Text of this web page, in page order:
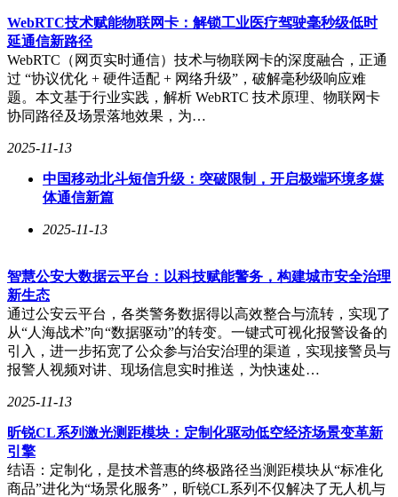
WebRTC技术赋能物联网卡：解锁工业医疗驾驶毫秒级低时
延通信新路径
WebRTC（网页实时通信）技术与物联网卡的深度融合，正通
过 “协议优化 + 硬件适配 + 网络升级”，破解毫秒级响应难
题。本文基于行业实践，解析 WebRTC 技术原理、物联网卡
协同路径及场景落地效果，为…
2025-11-13
中国移动北斗短信升级：突破限制，开启极端环境多媒
体通信新篇
2025-11-13
智慧公安大数据云平台：以科技赋能警务，构建城市安全治理
新生态
通过公安云平台，各类警务数据得以高效整合与流转，实现了
从“人海战术”向“数据驱动”的转变。一键式可视化报警设备的
引入，进一步拓宽了公众参与治安治理的渠道，实现接警员与
报警人视频对讲、现场信息实时推送，为快速处…
2025-11-13
昕锐CL系列激光测距模块：定制化驱动低空经济场景变革新
引擎
结语：定制化，是技术普惠的终极路径当测距模块从“标准化
商品”进化为“场景化服务”，昕锐CL系列不仅解决了无人机与